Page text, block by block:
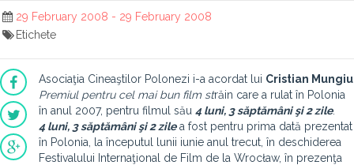
29 February 2008 - 29 February 2008
Etichete
Asociaţia Cineaştilor Polonezi i-a acordat lui Cristian Mungiu
Premiul pentru cel mai bun film străin care a rulat în Polonia
în anul 2007, pentru filmul său 4 luni, 3 săptămâni şi 2 zile.
4 luni, 3 săptămâni şi 2 zilea fost pentru prima dată prezentat
în Polonia, la începutul lunii iunie anul trecut, în deschiderea
Festivalului Internaţional de Film de la Wrocław, în prezenţa